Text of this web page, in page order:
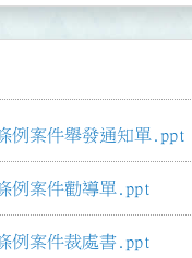
例案件舉發通知單.ppt
例案件勸導單.ppt
例案件裁處書.ppt